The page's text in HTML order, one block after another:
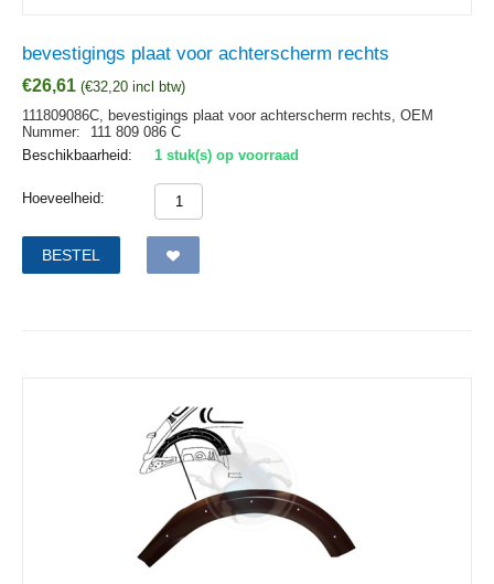
bevestigings plaat voor achterscherm rechts
€26,61 (€32,20 incl btw)
111809086C, bevestigings plaat voor achterscherm rechts, OEM
Nummer:
111 809 086 C
Beschikbaarheid:
1 stuk(s) op voorraad
Hoeveelheid:
BESTEL